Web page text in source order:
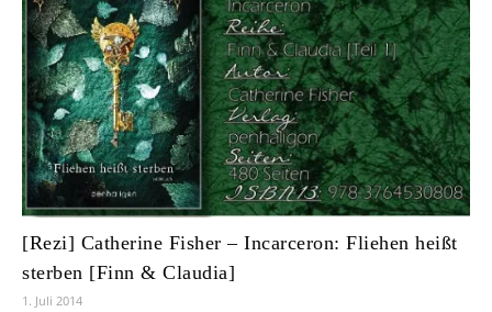
[Rezi] Catherine Fisher – Incarceron: Fliehen heißt
sterben [Finn & Claudia]
1. Juli 2014